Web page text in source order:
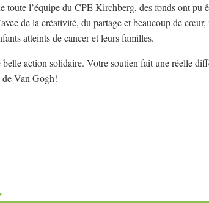
l’équipe du CPE Kirchberg, des fonds ont pu
de la créativité, du partage et beaucoup de cœur,
atteints de cancer et leurs familles.
action solidaire. Votre soutien fait une réelle
de Van Gogh!